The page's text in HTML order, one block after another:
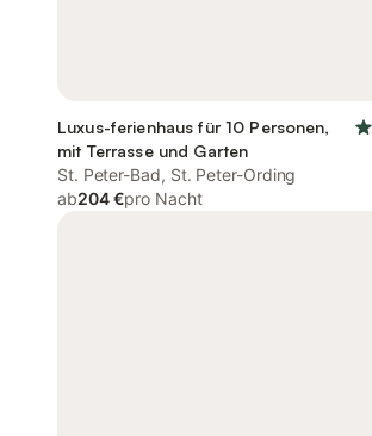
Luxus-ferienhaus für 10 Personen,
mit Terrasse und Garten
St. Peter-Bad, St. Peter-Ording
ab204 €pro Nacht